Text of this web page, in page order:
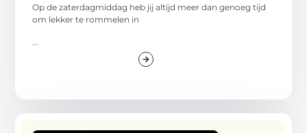
Op de zaterdagmiddag heb jij altijd meer dan genoeg tijd
om lekker te rommelen in